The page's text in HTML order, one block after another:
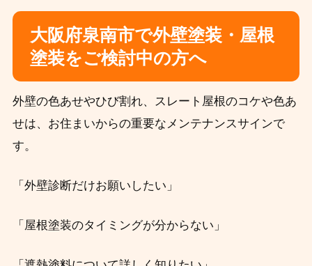
大阪府泉南市で外壁塗装・屋根
塗装をご検討中の方へ
外壁の色あせやひび割れ、スレート屋根のコケや色あ
せは、お住まいからの重要なメンテナンスサインで
す。
「外壁診断だけお願いしたい」
「屋根塗装のタイミングが分からない」